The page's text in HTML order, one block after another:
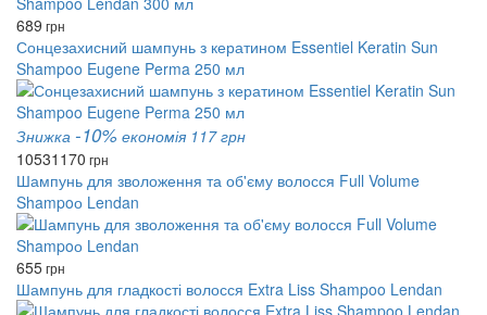
689 грн
Сонцезахисний шампунь з кератином Essentiel Keratin Sun
Shampoo Eugene Perma 250 мл
Знижка -10% економія 117 грн
10531170 грн
Шампунь для зволоження та об'єму волосся Full Volume
Shampoо Lendan
655грн
Шампунь для гладкості волосся Extra Liss Shampoo Lendan